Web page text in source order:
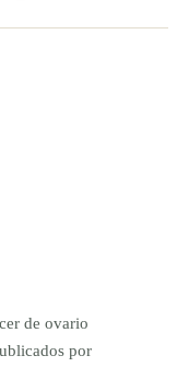
de ovario
por